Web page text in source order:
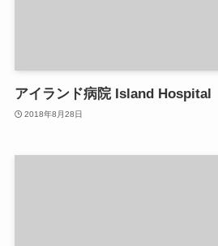
アイランド病院 Island Hospital
2018年8月28日